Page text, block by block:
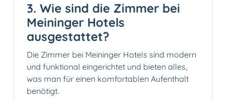
3. Wie sind die Zimmer bei
Meininger Hotels
ausgestattet?
Die Zimmer bei Meininger Hotels sind modern
und funktional eingerichtet und bieten alles,
was man für einen komfortablen Aufenthalt
benötigt.